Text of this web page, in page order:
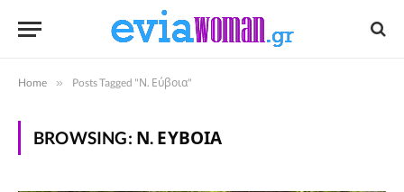
Home » Posts Tagged "Ν. Εύβοια"
BROWSING: Ν. ΕΎΒΟΙΑ